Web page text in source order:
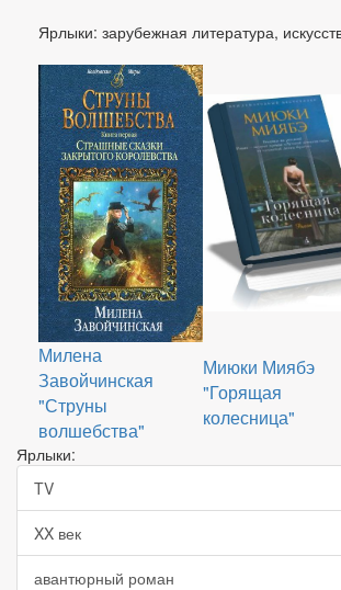
Ярлыки: зарубежная литература,
Милена
Завойчинская
"Струны
волшебства"
Миюки Миябэ
"Горящая
колесница"
Ярлыки:
TV
XX век
авантюрный роман